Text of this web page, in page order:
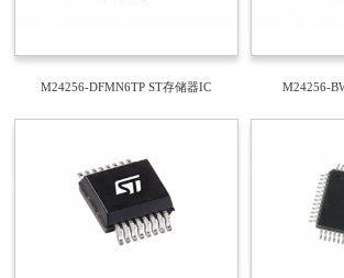
M24256-DFMN6TP ST存储器IC M24256-